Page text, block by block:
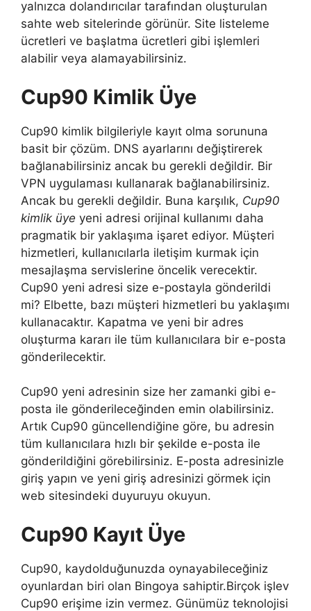
yalnızca dolandırıcılar tarafından oluşturulan
sahte web sitelerinde görünür. Site listeleme
ücretleri ve başlatma ücretleri gibi işlemleri
alabilir veya alamayabilirsiniz.
Cup90 Kimlik Üye
Cup90 kimlik bilgileriyle kayıt olma sorununa
basit bir çözüm. DNS ayarlarını değiştirerek
bağlanabilirsiniz ancak bu gerekli değildir. Bir
VPN uygulaması kullanarak bağlanabilirsiniz.
Ancak bu gerekli değildir. Buna karşılık, Cup90
kimlik üye yeni adresi orijinal kullanımı daha
pragmatik bir yaklaşıma işaret ediyor. Müşteri
hizmetleri, kullanıcılarla iletişim kurmak için
mesajlaşma servislerine öncelik verecektir.
Cup90 yeni adresi size e-postayla gönderildi
mi? Elbette, bazı müşteri hizmetleri bu yaklaşımı
kullanacaktır. Kapatma ve yeni bir adres
oluşturma kararı ile tüm kullanıcılara bir e-posta
gönderilecektir.
Cup90 yeni adresinin size her zamanki gibi e-
posta ile gönderileceğinden emin olabilirsiniz.
Artık Cup90 güncellendiğine göre, bu adresin
tüm kullanıcılara hızlı bir şekilde e-posta ile
gönderildiğini görebilirsiniz. E-posta adresinizle
giriş yapın ve yeni giriş adresinizi görmek için
web sitesindeki duyuruyu okuyun.
Cup90 Kayıt Üye
Cup90, kaydolduğunuzda oynayabileceğiniz
oyunlardan biri olan Bingoya sahiptir.Birçok işlev
Cup90 erişime izin vermez. Günümüz teknolojisi